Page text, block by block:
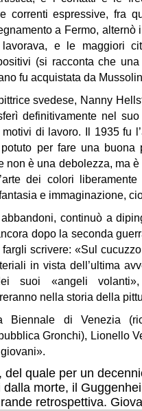
correnti espressive, fra
a Fermo, alternò
lavorava, e le maggiori
(si racconta che
fu acquistata da
svedese, Nanny
definitivamente nel
di lavoro. Il 1935 fu
per fare una
non è una debolezza, ma
dei colori liberamente
e immaginazione,
continuò a
dopo la seconda
scrivere: «Sul
in vista dell’ultima
suoi «angeli
nella storia della
Biennale di Venezia
Gronchi), Lionello
quale per un
dalla morte, il
retrospettiva.